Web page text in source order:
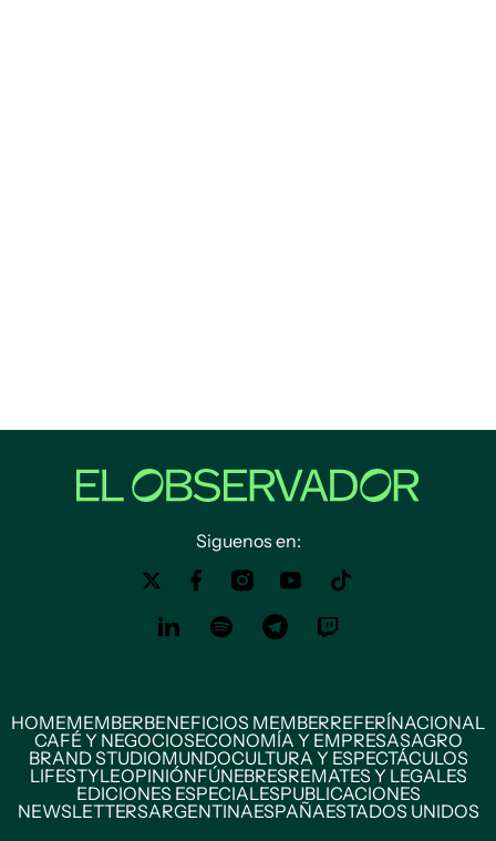
Siguenos en:
HOMEMEMBERBENEFICIOS MEMBERREFERÍNACIONAL
CAFÉ Y NEGOCIOSECONOMÍA Y EMPRESASAGRO
BRAND STUDIOMUNDOCULTURA Y ESPECTÁCULOS
LIFESTYLEOPINIÓNFÚNEBRESREMATES Y LEGALES
EDICIONES ESPECIALESPUBLICACIONES
NEWSLETTERSARGENTINAESPAÑAESTADOS UNIDOS